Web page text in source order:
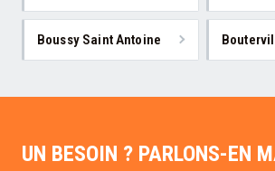
Boussy Saint Antoine
UN BESOIN ? PARLONS-EN